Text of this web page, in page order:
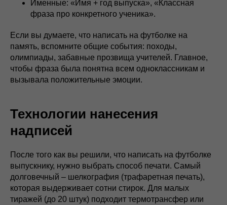
Именные: «Имя + год выпуска», «Классная
фраза про конкретного ученика».
Если вы думаете, что написать на футболке на
память, вспомните общие события: походы,
олимпиады, забавные прозвища учителей. Главное,
чтобы фраза была понятна всем одноклассникам и
вызывала положительные эмоции.
Технологии нанесения
надписей
После того как вы решили, что написать на футболке
выпускнику, нужно выбрать способ печати. Самый
долговечный – шелкография (трафаретная печать),
которая выдерживает сотни стирок. Для малых
тиражей (до 20 штук) подходит термотрансфер или